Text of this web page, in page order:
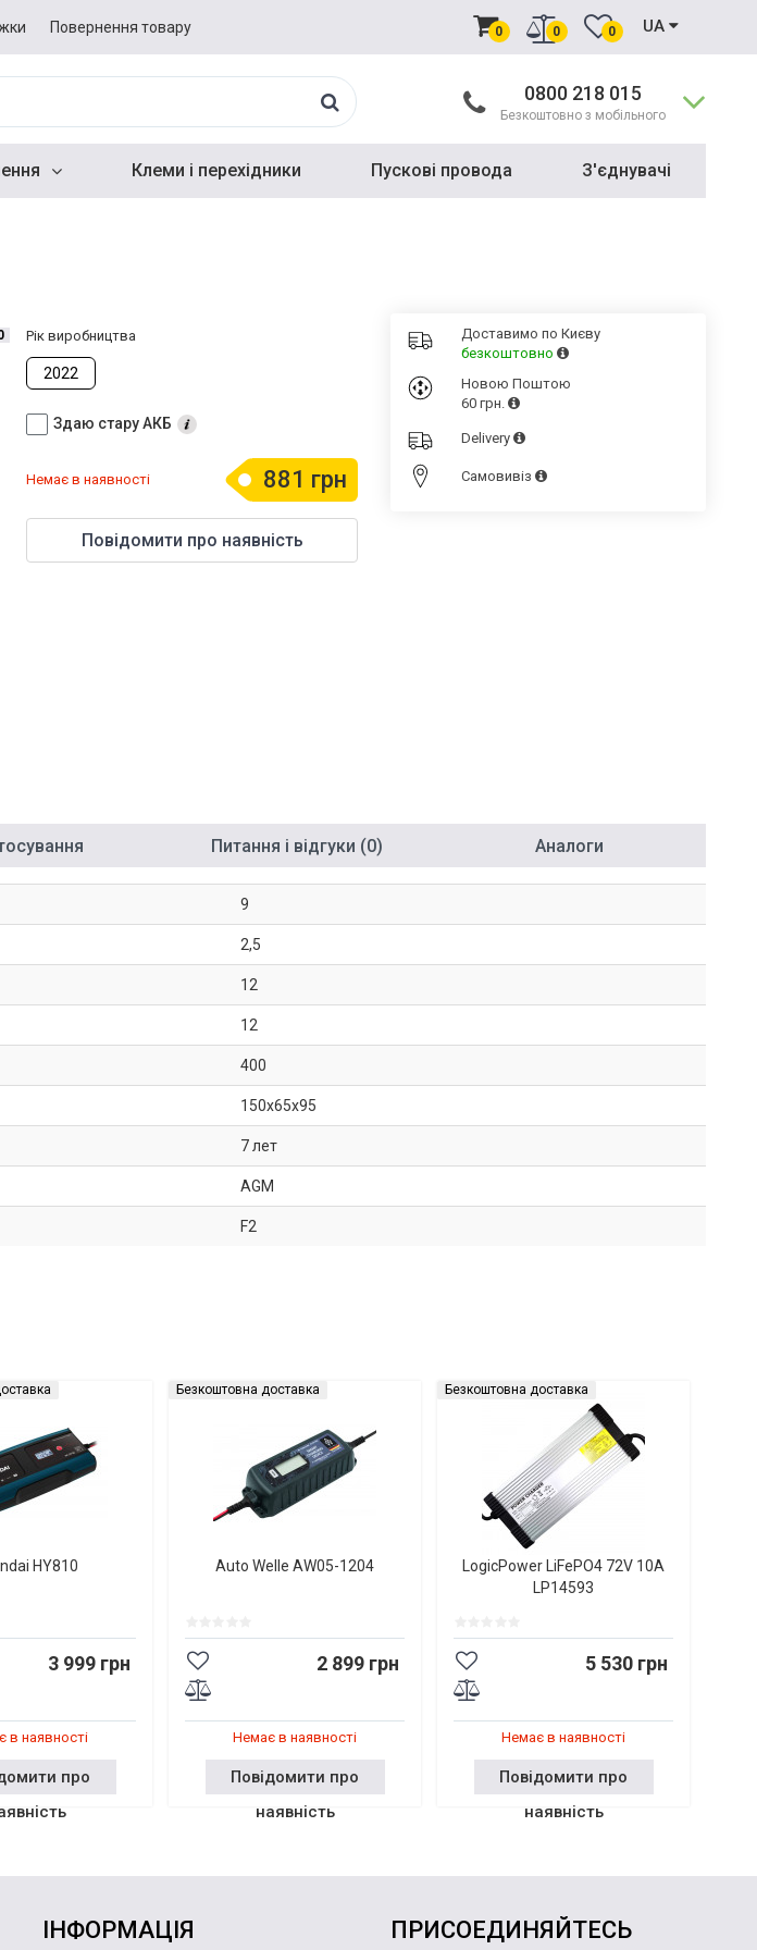
Повернення товару 0 0 0 UA
0800 218 015
Безкоштовно з мобільного
Клеми і перехідники Пускові провода З'єднувачі
Рік виробництва
2022
Здаю стару АКБ
881 грн
Немає в наявності
Повідомити про наявність
Доставимо по Києву
безкоштовно
Новою Поштою
60 грн.
Delivery
Cамовивіз
Питання і відгуки (0) Аналоги
9
2,5
12
12
400
150x65x95
7 лет
AGM
F2
HY810
3 999 грн
в наявності
про
Безкоштовна доставка
Auto Welle AW05-1204
2 899 грн
Немає в наявності
Повідомити про
наявність
Безкоштовна доставка
LogicPower LiFePO4 72V 10A
LP14593
5 530 грн
Немає в наявності
Повідомити про
наявність
ІНФОРМАЦІЯ ПРИСОЕДИНЯЙТЕСЬ